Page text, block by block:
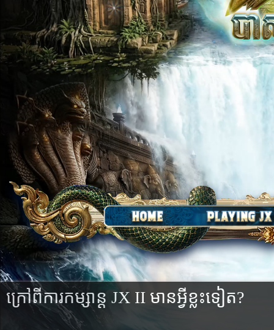
ក្រៅ​ពី​ការ​កម្សាន្ត JX II ​មាន​អ្វី​ខ្លះ​ទៀត?